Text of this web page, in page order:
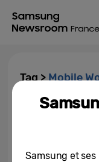
Tag >Mobile
Samsung et